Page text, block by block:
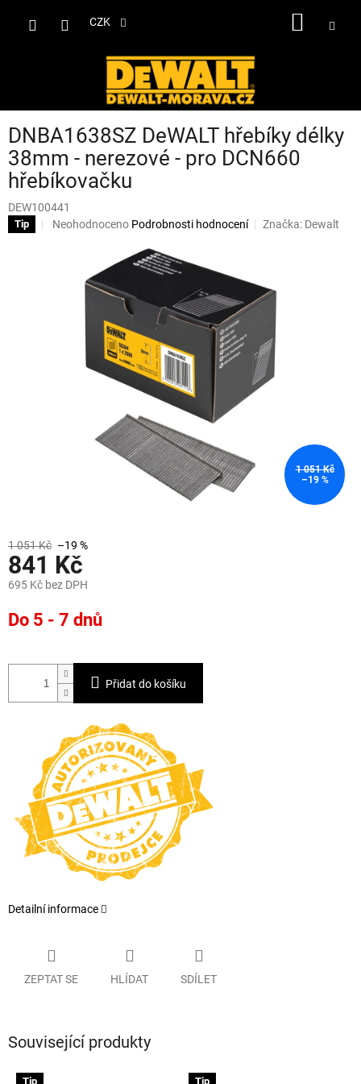
CZK
DNBA1638SZ DeWALT hřebíky délky
38mm - nerezové - pro DCN660
hřebíkovačku
DEW100441
Tip
Průměrné
Neohodnoceno Podrobnosti hodnocení Značka: Dewalt
1 051 Kč
–19 %
1 051 Kč –19 %
841 Kč
695 Kč bez DPH
cena:
Do 5 - 7 dnů
Přidat do košíku
Detailní informace
ZEPTAT SE HLÍDAT SDÍLET
Související produkty
Tip Tip